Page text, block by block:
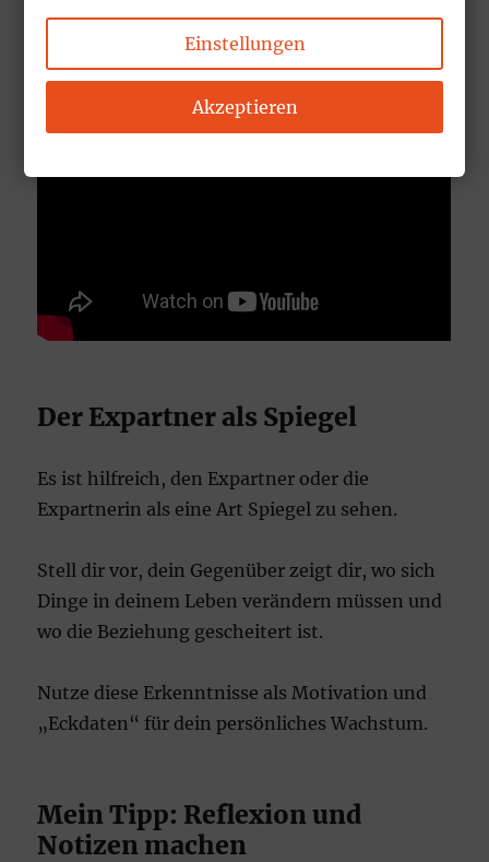
Der Expartner als Spiegel
Es ist hilfreich, den Expartner oder die
Expartnerin als eine Art Spiegel zu sehen.
Stell dir vor, dein Gegenüber zeigt dir, wo sich
Dinge in deinem Leben verändern müssen und
wo die Beziehung gescheitert ist.
Nutze diese Erkenntnisse als Motivation und
„Eckdaten“ für dein persönliches Wachstum.
Mein Tipp: Reflexion und
Notizen machen
Einstellungen
Akzeptieren